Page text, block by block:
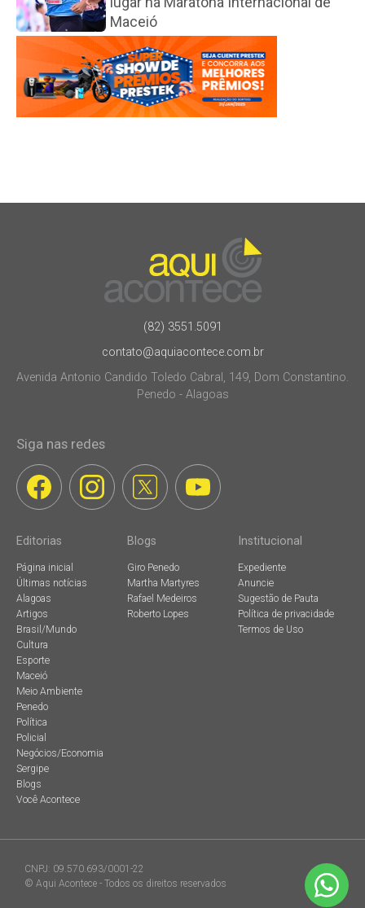
Maceió
(82) 3551.5091
contato@aquiacontece.com.br
Avenida Antonio Candido Toledo Cabral, 149, Dom Constantino.
Penedo - Alagoas
Siga nas redes
Editorias
Página inicial
Últimas notícias
Alagoas
Artigos
Brasil/Mundo
Cultura
Esporte
Maceió
Meio Ambiente
Penedo
Política
Policial
Negócios/Economia
Sergipe
Blogs
Você Acontece
Blogs
Giro Penedo
Martha Martyres
Rafael Medeiros
Roberto Lopes
Institucional
Expediente
Anuncie
Sugestão de Pauta
Política de privacidade
Termos de Uso
CNPJ: 09.570.693/0001-22
© Aqui Acontece - Todos os direitos reservados